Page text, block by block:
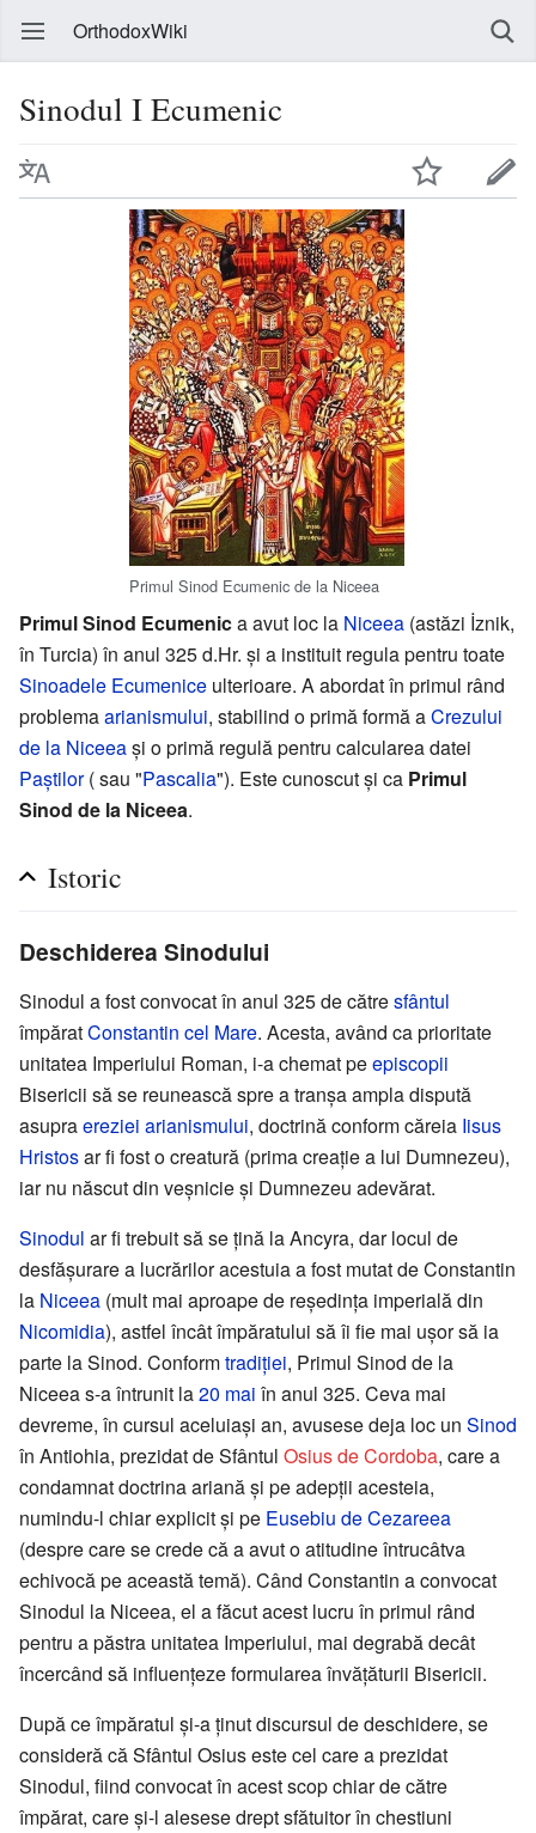
OrthodoxWiki
Sinodul I Ecumenic
Primul Sinod Ecumenic de la Niceea
Primul Sinod Ecumenica avut loc la Niceea (astăzi İznik,
în Turcia) în anul 325 d.Hr. și a instituit regula pentru toate
Sinoadele Ecumenice ulterioare. A abordat în primul rând
problemaarianismului, stabilind o primă formă aCrezului
de la Niceeași o primă regulă pentru calcularea datei
Paștilor( sau "Pascalia"). Este cunoscut și ca Primul
Sinod de la Niceea.
Istoric
Deschiderea Sinodului
Sinodul a fost convocat în anul 325 de cătresfântul
împăratConstantin cel Mare. Acesta, având ca prioritate
unitatea Imperiului Roman, i-a chemat peepiscopii
Bisericii să se reunească spre a tranșa ampla dispută
asupraereziei arianismului, doctrină conform căreia Iisus
Hristosar fi fost o creatură (prima creație a lui Dumnezeu),
iar nu născut din veșnicie și Dumnezeu adevărat.
Sinodul ar fi trebuit să se țină la Ancyra, dar locul de
desfășurare a lucrărilor acestuia a fost mutat de Constantin
la Niceea (mult mai aproape de reședința imperială din
Nicomidia), astfel încât împăratului să îi fie mai ușor să ia
parte la Sinod. Conformtradiției, Primul Sinod de la
Niceea s-a întrunit la20 mai în anul 325. Ceva mai
devreme, în cursul aceluiași an, avusese deja loc un Sinod
în Antiohia, prezidat de Sfântul Osius de Cordoba, care a
condamnat doctrina ariană și pe adepții acesteia,
numindu-l chiar explicit și pe Eusebiu de Cezareea
(despre care se crede că a avut o atitudine întrucâtva
echivocă pe această temă). Când Constantin a convocat
Sinodul la Niceea, el a făcut acest lucru în primul rând
pentru a păstra unitatea Imperiului, mai degrabă decât
încercând să influențeze formularea învățăturii Bisericii.
După ce împăratul și-a ținut discursul de deschidere, se
consideră că Sfântul Osius este cel care a prezidat
Sinodul, fiind convocat în acest scop chiar de către
împărat, care și-l alesese drept sfătuitor în chestiuni